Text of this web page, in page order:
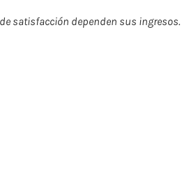
satisfacción dependen sus ingresos.